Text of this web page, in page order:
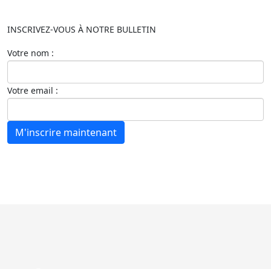
INSCRIVEZ-VOUS À NOTRE BULLETIN
Votre nom :
Votre email :
M'inscrire maintenant